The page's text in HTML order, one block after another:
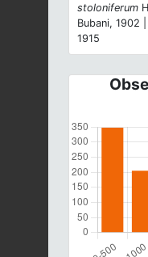
stoloniferum
Bubani, 1902 |
1915